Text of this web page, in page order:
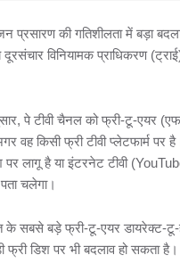
प्रसारण की गतिशीलता में बड़ा
विनियामक प्राधिकरण
पे टीवी चैनल को फ्री-टू-एयर
वह किसी फ्री टीवी प्लेटफार्म पर
लागू है या इंटरनेट टीवी
चलेगा।
के सबसे बड़े फ्री-टू-एयर डायरेक्ट-टू-
फ्री डिश पर भी बदलाव हो सकता है।